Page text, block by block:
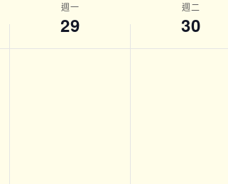
週一
29
週二
30